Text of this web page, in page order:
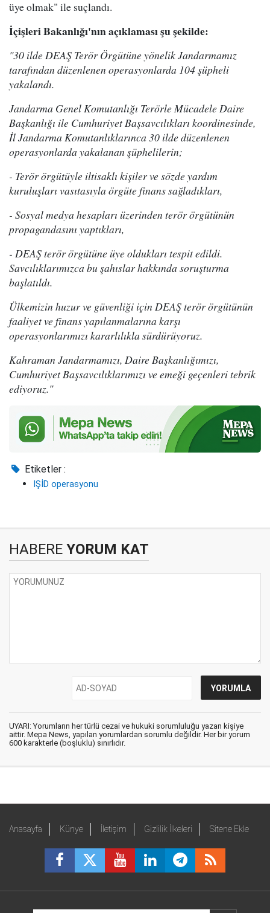
üye olmak" ile suçlandı.
İçişleri Bakanlığı'nın açıklaması şu şekilde:
"30 ilde DEAŞ Terör Örgütüne yönelik Jandarmamız
tarafından düzenlenen operasyonlarda 104 şüpheli
yakalandı.
Jandarma Genel Komutanlığı Terörle Mücadele Daire
Başkanlığı ile Cumhuriyet Başsavcılıkları koordinesinde,
İl Jandarma Komutanlıklarınca 30 ilde düzenlenen
operasyonlarda yakalanan şüphelilerin;
- Terör örgütüyle iltisaklı kişiler ve sözde yardım
kuruluşları vasıtasıyla örgüte finans sağladıkları,
- Sosyal medya hesapları üzerinden terör örgütünün
propagandasını yaptıkları,
- DEAŞ terör örgütüne üye oldukları tespit edildi.
Savcılıklarımızca bu şahıslar hakkında soruşturma
başlatıldı.
Ülkemizin huzur ve güvenliği için DEAŞ terör örgütünün
faaliyet ve finans yapılanmalarına karşı
operasyonlarımızı kararlılıkla sürdürüyoruz.
Kahraman Jandarmamızı, Daire Başkanlığımızı,
Cumhuriyet Başsavcılıklarımızı ve emeği geçenleri tebrik
ediyoruz."
Etiketler :
IŞİD operasyonu
HABERE YORUM KAT
UYARI: Yorumların her türlü cezai ve hukuki sorumluluğu yazan kişiye
aittir. Mepa News, yapılan yorumlardan sorumlu değildir. Her bir yorum
600 karakterle (boşluklu) sınırlıdır.
Anasayfa Künye İletişim Gizlilik İlkeleri Sitene Ekle